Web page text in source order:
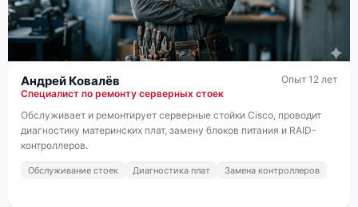
Андрей Ковалёв
Специалист по ремонту серверных стоек
Опыт 12 лет
Обслуживает и ремонтирует серверные стойки Cisco, проводит
диагностику материнских плат, замену блоков питания и RAID-
контроллеров.
Обслуживание стоек Диагностика плат Замена контроллеров